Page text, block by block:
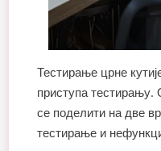
Тестирање црне
приступа
се поделити на две
тестирање и